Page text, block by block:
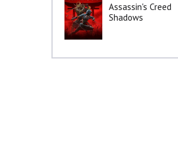
Assassin's Creed
Shadows